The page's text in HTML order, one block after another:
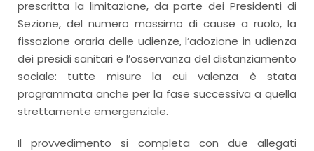
prescritta la limitazione, da parte dei Presidenti di
Sezione, del numero massimo di cause a ruolo, la
fissazione oraria delle udienze, l’adozione in udienza
dei presidi sanitari e l’osservanza del distanziamento
sociale: tutte misure la cui valenza è stata
programmata anche per la fase successiva a quella
strettamente emergenziale.
Il provvedimento si completa con due allegati